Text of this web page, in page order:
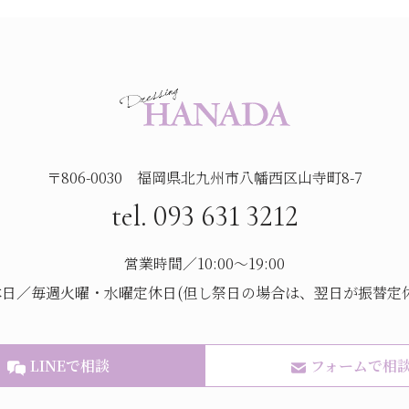
〒806-0030 福岡県北九州市八幡西区山寺町8-7
tel. 093 631 3212
営業時間／10:00～19:00
／毎週火曜・水曜定休日(但し祭日の場合は、翌日が振替定
LINEで相談 フォームで相